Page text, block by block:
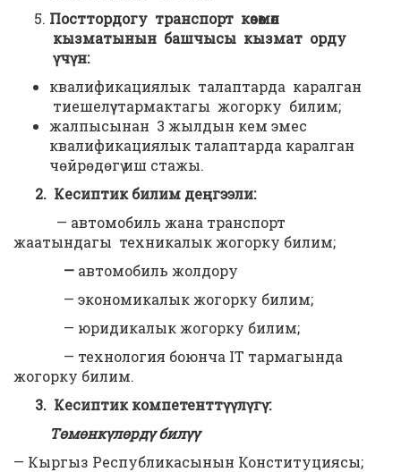
Посттордогу транспорт көзөмөл
кызматынын башчысы кызмат орду
үчүн:
квалификациялык талаптарда каралган
тиешелүү тармактагы жогорку билим;
жалпысынан 3 жылдын кем эмес
квалификациялык талаптарда каралган
чөйрөдөгү иш стажы.
2. Кесиптик билим деңгээли:
— автомобиль жана транспорт
жаатындагы техникалык жогорку билим;
— автомобиль жолдору
— экономикалык жогорку билим;
— юридикалык жогорку билим;
— технология боюнча IT тармагында
жогорку билим.
3. Кесиптик компетенттүүлүгү:
Төмөнкүлөрдү билүү
— Кыргыз Республикасынын Конституциясы;